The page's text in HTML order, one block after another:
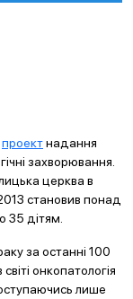
проектнадання
захворювання.
церква в
становив понад
35 дітям.
за останні 100
онкопатологія
лише